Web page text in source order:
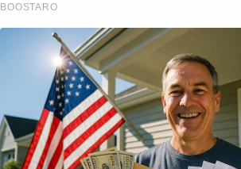
BOOSTARO